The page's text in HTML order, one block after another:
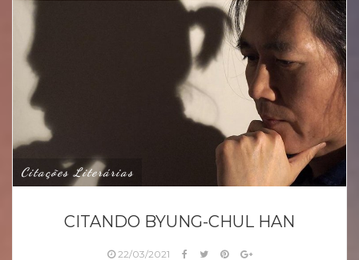
Citações Literárias
CITANDO BYUNG-CHUL HAN
22/03/2021